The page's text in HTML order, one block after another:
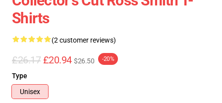
Shirts
(2 customer reviews)
£26.17 £20.94 $26.50 -20%
Type
Unisex